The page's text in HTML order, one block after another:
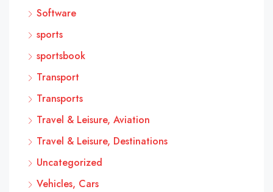
Software
sports
sportsbook
Transport
Transports
Travel & Leisure, Aviation
Travel & Leisure, Destinations
Uncategorized
Vehicles, Cars